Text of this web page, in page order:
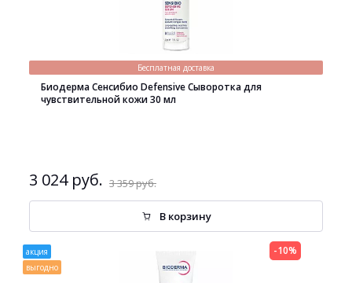
Бесплатная доставка
Биодерма Сенсибио Defensive Сыворотка для
чувствительной кожи 30 мл
3 024 руб. 3 359 руб.
В корзину
акция
выгодно
-10%